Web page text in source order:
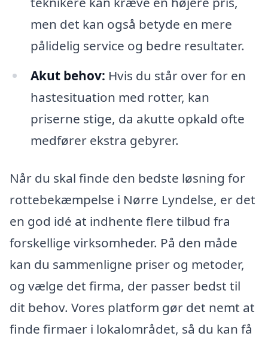
men det kan også betyde en mere
pålidelig service og bedre resultater.
Akut behov: Hvis du står over for en
hastesituation med rotter, kan
priserne stige, da akutte opkald ofte
medfører ekstra gebyrer.
Når du skal finde den bedste løsning for
rottebekæmpelse i Nørre Lyndelse, er det
en god idé at indhente flere tilbud fra
forskellige virksomheder. På den måde
kan du sammenligne priser og metoder,
og vælge det firma, der passer bedst til
dit behov. Vores platform gør det nemt at
finde firmaer i lokalområdet, så du kan få